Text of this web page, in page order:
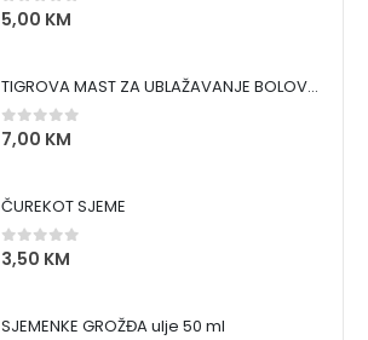
0 out of 5
5,00 KM
TIGROVA MAST ZA UBLAŽAVANJE BOLOVA I ZAGRIJAVANJE MIŠIĆA
0 out of 5
7,00 KM
ČUREKOT SJEME
0 out of 5
3,50 KM
SJEMENKE GROŽĐA ulje 50 ml